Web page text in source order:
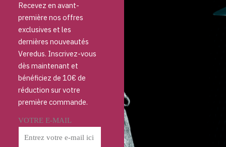
Recevez en avant-
première nos offres
exclusives et les
dernières nouveautés
Veredus. Inscrivez-vous
dès maintenant et
bénéficiez de 10€ de
réduction sur votre
première commande.
VOTRE E-MAIL